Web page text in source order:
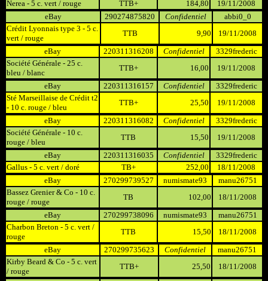
Nerea - 5 c. vert / rouge
TTB+ 184,80
19/11/2008
eBay
290274875820 Confidentiel
abbi0_0
Crédit Lyonnais type 3 - 5 c.
vert / rouge
TTB 9,90
19/11/2008
eBay
220311316208 Confidentiel
3329frederic
Société Générale - 25 c.
bleu / blanc
TTB+ 16,00
19/11/2008
eBay
220311316157 Confidentiel
3329frederic
Sté Marseillaise de Crédit t2
- 10 c. rouge / bleu
TTB+ 25,50
19/11/2008
eBay
220311316082 Confidentiel
3329frederic
Société Générale - 10 c.
rouge / bleu
TTB 15,50
19/11/2008
eBay
220311316035 Confidentiel
3329frederic
Gallus - 5 c. vert / doré
TB+ 252,00
18/11/2008
eBay
270299739527 numismate93
manu26751
Bassez Grenier & Co - 10 c.
rouge / rouge
TB 102,00
18/11/2008
eBay
270299738096 numismate93
manu26751
Charbon Breton - 5 c. vert /
rouge
TTB 15,50
18/11/2008
eBay
270299735623 Confidentiel
manu26751
Kirby Beard & Co - 5 c. vert
/ rouge
TTB+ 25,50
18/11/2008